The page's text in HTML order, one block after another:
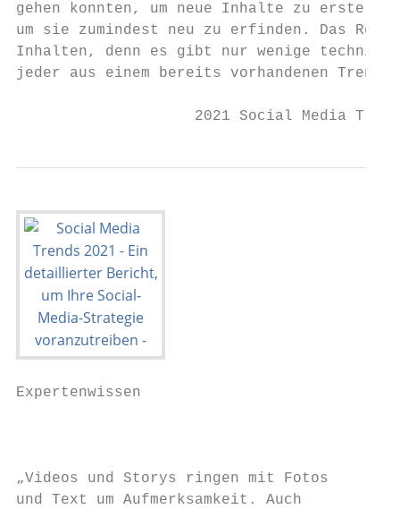
gehen konnten, um neue Inhalte zu
um sie zumindest neu zu erfinden. Das
Inhalten, denn es gibt nur wenige
jeder aus einem bereits vorhandenen Trend
2021 Social Media
Expertenwissen
„Videos und Storys ringen mit Fotos
und Text um Aufmerksamkeit. Auch